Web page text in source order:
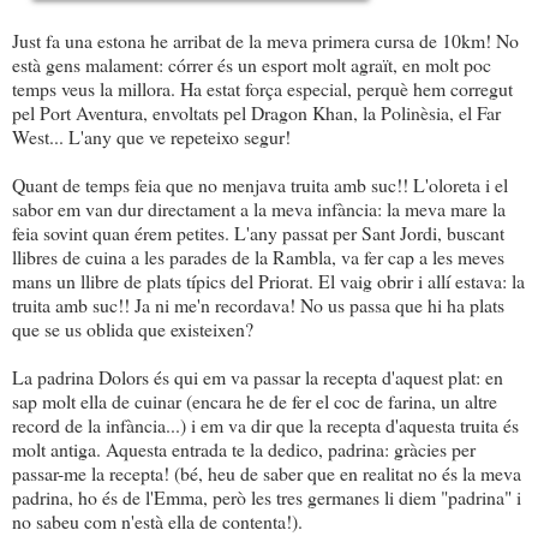
Just fa una estona he arribat de la meva primera cursa de 10km! No
està gens malament: córrer és un esport molt agraït, en molt poc
temps veus la millora. Ha estat força especial, perquè hem corregut
pel Port Aventura, envoltats pel Dragon Khan, la Polinèsia, el Far
West... L'any que ve repeteixo segur!
Quant de temps feia que no menjava truita amb suc!! L'oloreta i el
sabor em van dur directament a la meva infància: la meva mare la
feia sovint quan érem petites. L'any passat per Sant Jordi, buscant
llibres de cuina a les parades de la Rambla, va fer cap a les meves
mans un llibre de plats típics del Priorat. El vaig obrir i allí estava: la
truita amb suc!! Ja ni me'n recordava! No us passa que hi ha plats
que se us oblida que existeixen?
La padrina Dolors és qui em va passar la recepta d'aquest plat: en
sap molt ella de cuinar (encara he de fer el coc de farina, un altre
record de la infància...) i em va dir que la recepta d'aquesta truita és
molt antiga. Aquesta entrada te la dedico, padrina: gràcies per
passar-me la recepta! (bé, heu de saber que en realitat no és la meva
padrina, ho és de l'Emma, però les tres germanes li diem "padrina" i
no sabeu com n'està ella de contenta!).